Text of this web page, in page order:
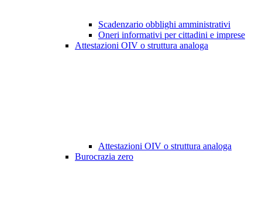
Scadenzario obblighi amministrativi
Oneri informativi per cittadini e imprese
Attestazioni OIV o struttura analoga
Attestazioni OIV o struttura analoga
Burocrazia zero